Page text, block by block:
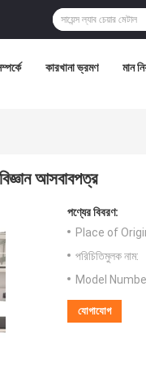
কারখানা ভ্রমণ মান
আসবাবপত্র
পণ্যের বিবরণ:
Place of
পরিচিতিমুলক নাম:
Model
যোগাযোগ